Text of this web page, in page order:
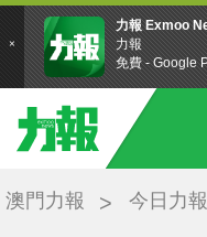
澳門力報 今日力報